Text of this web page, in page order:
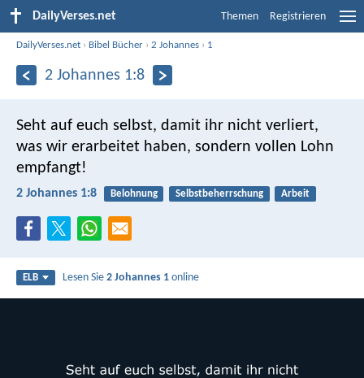
DailyVerses.net Themen Registrieren
DailyVerses.net › Bibel Bücher ›2 Johannes › 1
2 Johannes 1:8
Seht auf euch selbst, damit ihr nicht verliert,
was wir erarbeitet haben, sondern vollen Lohn
empfangt!
2 Johannes 1:8 Belohnung Selbstbeherrschung Arbeit
ELB Lesen Sie2 Johannes 1 online